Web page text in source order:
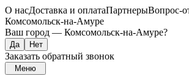
О насДоставка и оплатаПартнерыВопрос-
Комсомольск-на-Амуре
Ваш город — Комсомольск-на-Амуре?
Заказать обратный звонок
Меню